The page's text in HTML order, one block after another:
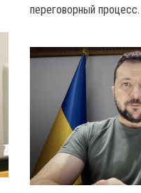
переговорный процесс.